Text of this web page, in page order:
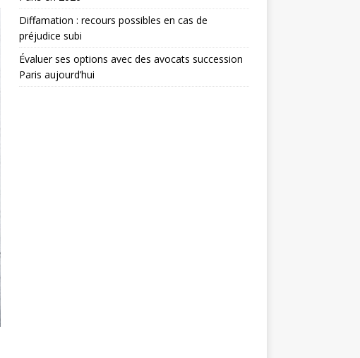
Diffamation : recours possibles en cas de
préjudice subi
Évaluer ses options avec des avocats succession
Paris aujourd’hui